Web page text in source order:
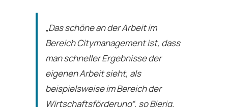
„Das schöne an der Arbeit im
Bereich Citymanagement ist, dass
man schneller Ergebnisse der
eigenen Arbeit sieht, als
beispielsweise im Bereich der
Wirtschaftsförderung“, so Bierig.